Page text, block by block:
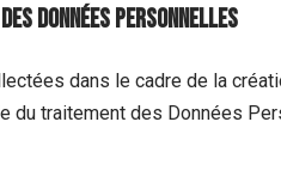
données personnelles
dans le cadre de la
du traitement des Données